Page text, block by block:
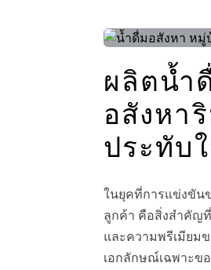
ผลิตน้ำ
อสังหา
ประทับ
ในยุคที่การแข่งขัน
ลูกค้า คือสิ่งสำคัญที่
และความพรีเมียม
เอกลักษณ์เฉพาะข